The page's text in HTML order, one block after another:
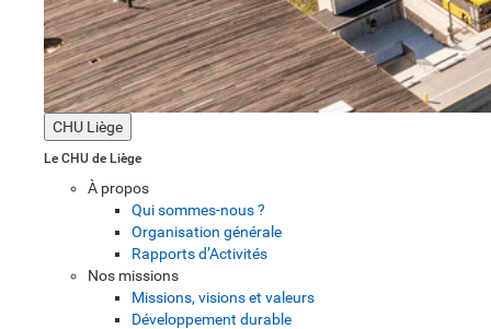
CHU Liège
Le CHU de Liège
À propos
Qui sommes-nous ?
Organisation générale
Rapports d’Activités
Nos missions
Missions, visions et valeurs
Développement durable